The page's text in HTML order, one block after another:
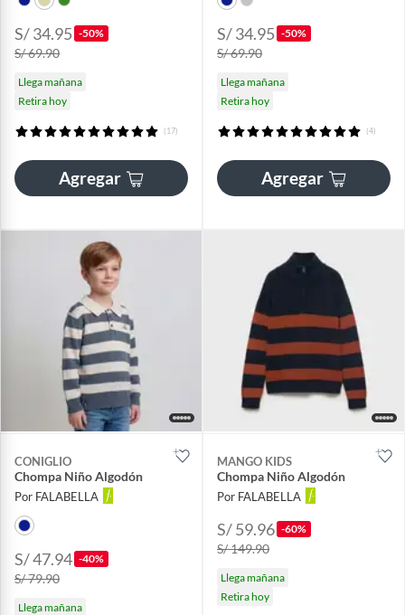
S/ 34.95 -50%
S/ 69.90
Llega mañana
Retira hoy
(17)
Agregar
S/ 34.95 -50%
S/ 69.90
Llega mañana
Retira hoy
(4)
Agregar
CONIGLIO
Chompa Niño Algodón
Por FALABELLA
S/ 47.94 -40%
S/ 79.90
Llega mañana
MANGO KIDS
Chompa Niño Algodón
Por FALABELLA
S/ 59.96 -60%
S/ 149.90
Llega mañana
Retira hoy